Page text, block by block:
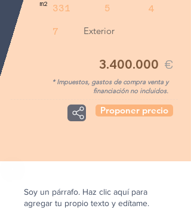
Exterior
m2 331 5 4
7
3.400.000 €
* Impuestos, gastos de compra venta y
financiación no incluidos.
Proponer precio
Soy un párrafo. Haz clic aquí para
agregar tu propio texto y edítame.